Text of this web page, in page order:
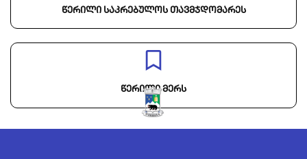
წერილი საკრებულოს თავმჯდომარეს
წერილი მერს